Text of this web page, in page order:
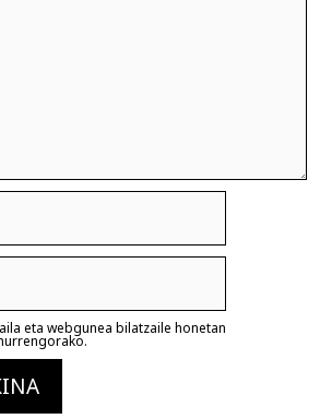
eta webgunea bilatzaile honetan